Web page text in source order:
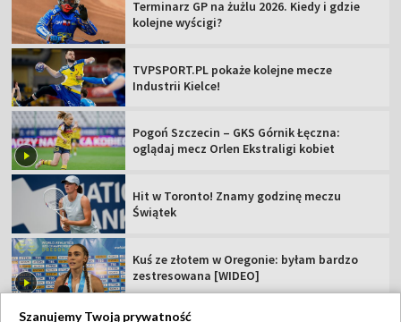
Terminarz GP na żużlu 2026. Kiedy i gdzie
kolejne wyścigi?
TVPSPORT.PL pokaże kolejne mecze
Industrii Kielce!
Pogoń Szczecin – GKS Górnik Łęczna:
oglądaj mecz Orlen Ekstraligi kobiet
Hit w Toronto! Znamy godzinę meczu
Świątek
Kuś ze złotem w Oregonie: byłam bardzo
zestresowana [WIDEO]
Szanujemy Twoją prywatność